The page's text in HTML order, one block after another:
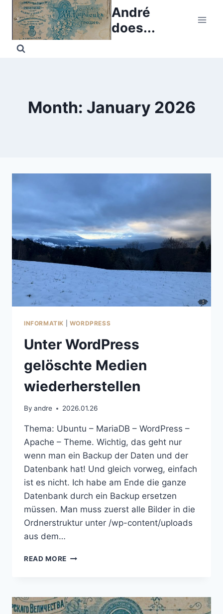
Skip
content
André
does...
Month: January 2026
INFORMATIK WORDPRESS
Unter WordPress
gelöschte Medien
wiederherstellen
By andre 2026.01.26
Thema: Ubuntu – MariaDB – WordPress –
Apache – Theme. Wichtig, das geht nur
wenn man ein Backup der Daten und der
Datenbank hat! Und gleich vorweg, einfach
ist es nicht. Ich habe am Ende die ganze
Datenbank durch ein Backup ersetzen
müssen. Man muss zuerst alle Bilder in die
Ordnerstruktur unter /wp-content/uploads
aus dem…
READ MORE UNTER
WIEDERHERSTELLEN